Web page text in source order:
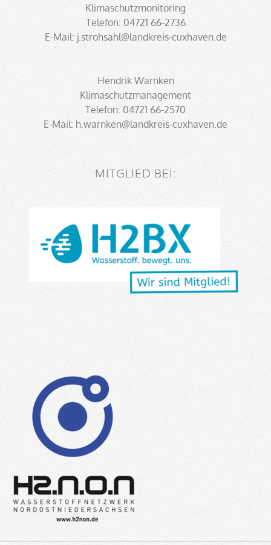
Klimaschutzmonitoring
Telefon: 04721 66-2736
E-Mail: j.strohsahl@landkreis-cuxhaven.de
Hendrik Warnken
Klimaschutzmanagement
Telefon: 04721 66-2570
E-Mail: h.warnken@landkreis-cuxhaven.de
MITGLIED BEI: